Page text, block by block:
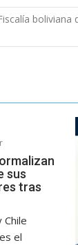
sus
tras
Chile
el